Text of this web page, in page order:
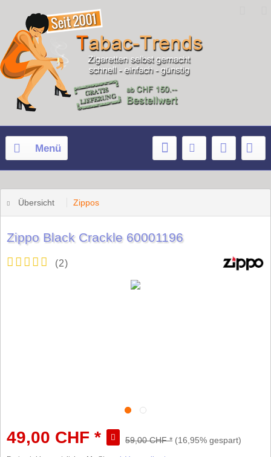
Menü
Übersicht Zippos
Zippo Black Crackle 60001196
(2)
49,00 CHF * 59,00 CHF * (16,95% gespart)